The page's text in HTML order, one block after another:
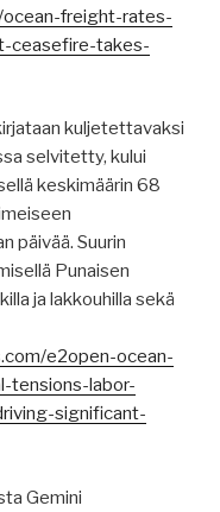
freight-rates-
ceasefire-takes-
kuljetettavaksi
selvitetty, kului
keskimäärin 68
päivää. Suurin
Punaisen
ja lakkouhilla sekä
e2open-ocean-
tensions-labor-
significant-
Gemini